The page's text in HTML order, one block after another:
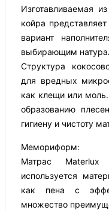
Изготавливаемая
койра
вариант
выбирающим
Структура
для вредных
как клещи или
образованию
гигиену и чистоту
Мемориформ:
Матрас
используется
как пена с
множество